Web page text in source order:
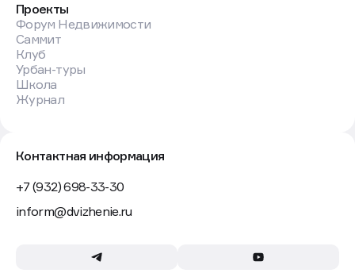
Проекты
Форум Недвижимости
Саммит
Клуб
Урбан-туры
Школа
Журнал
Контактная информация
+7 (932) 698-33-30
inform@dvizhenie.ru